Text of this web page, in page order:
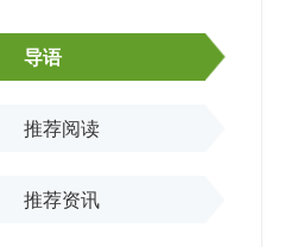
导语
推荐阅读
推荐资讯